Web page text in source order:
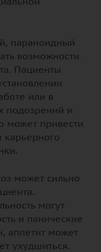
параноидный
возможности
Пациенты
или в
подозрений и
может привести
может сильно
могут
и панические
аппетит может
ухудшиться.